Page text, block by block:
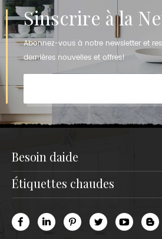
Sinscrire à la
Abonnez-vous à notre newsletter et
dernières nouvelles et offres!
besoin daide
étiquettes chaudes